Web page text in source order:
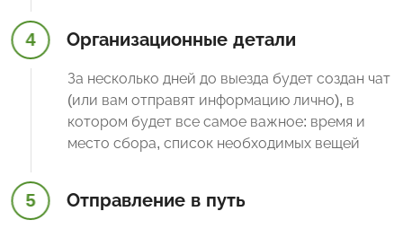
4 Организационные детали
За несколько дней до выезда будет создан чат
(или вам отправят информацию лично), в
котором будет все самое важное: время и
место сбора, список необходимых вещей
5 Отправление в путь